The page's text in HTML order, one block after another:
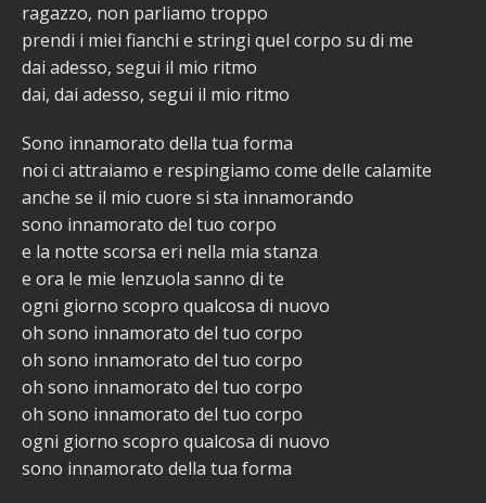
ragazzo, non parliamo troppo
prendi i miei fianchi e stringi quel corpo su di me
dai adesso, segui il mio ritmo
dai, dai adesso, segui il mio ritmo
Sono innamorato della tua forma
noi ci attraiamo e respingiamo come delle calamite
anche se il mio cuore si sta innamorando
sono innamorato del tuo corpo
e la notte scorsa eri nella mia stanza
e ora le mie lenzuola sanno di te
ogni giorno scopro qualcosa di nuovo
oh sono innamorato del tuo corpo
oh sono innamorato del tuo corpo
oh sono innamorato del tuo corpo
oh sono innamorato del tuo corpo
ogni giorno scopro qualcosa di nuovo
sono innamorato della tua forma